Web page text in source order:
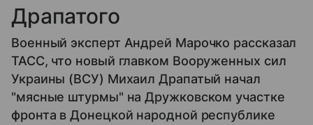
Драпатого
Военный эксперт Андрей Марочко рассказал
ТАСС, что новый главком Вооруженных сил
Украины (ВСУ) Михаил Драпатый начал
"мясные штурмы" на Дружковском участке
фронта в Донецкой народной республике